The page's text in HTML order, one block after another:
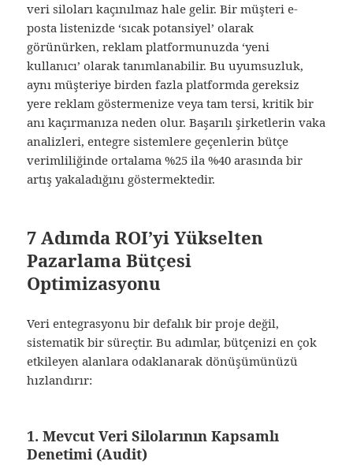
veri siloları kaçınılmaz hale gelir. Bir müşteri e-
posta listenizde ‘sıcak potansiyel’ olarak
görünürken, reklam platformunuzda ‘yeni
kullanıcı’ olarak tanımlanabilir. Bu uyumsuzluk,
aynı müşteriye birden fazla platformda gereksiz
yere reklam göstermenize veya tam tersi, kritik bir
anı kaçırmanıza neden olur. Başarılı şirketlerin vaka
analizleri, entegre sistemlere geçenlerin bütçe
verimliliğinde ortalama %25 ila %40 arasında bir
artış yakaladığını göstermektedir.
7 Adımda ROI’yi Yükselten
Pazarlama Bütçesi
Optimizasyonu
Veri entegrasyonu bir defalık bir proje değil,
sistematik bir süreçtir. Bu adımlar, bütçenizi en çok
etkileyen alanlara odaklanarak dönüşümünüzü
hızlandırır:
1. Mevcut Veri Silolarının Kapsamlı
Denetimi (Audit)